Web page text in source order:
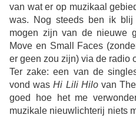
van wat er op muzikaal
was. Nog steeds ben ik
mogen zijn van de nieuwe
Move en Small Faces
er geen zou zijn) via de radio
Ter zake: een van de
vond wasHi Lili Hilovan The
goed hoe het me
muzikale nieuwlichterij niets